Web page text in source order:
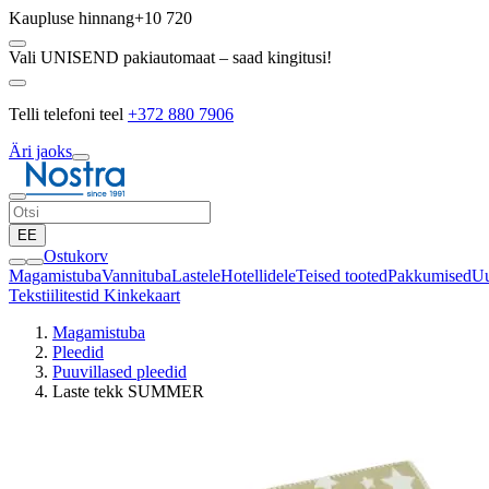
Kaupluse hinnang+10 720
Vali UNISEND pakiautomaat – saad kingitusi!
Telli telefoni teel +372 880 7906
Äri jaoks
EE
Ostukorv
MagamistubaVannitubaLasteleHotellideleTeised tootedPakkumised
Tekstiilitestid Kinkekaart
Magamistuba
Pleedid
Puuvillased pleedid
Laste tekk SUMMER